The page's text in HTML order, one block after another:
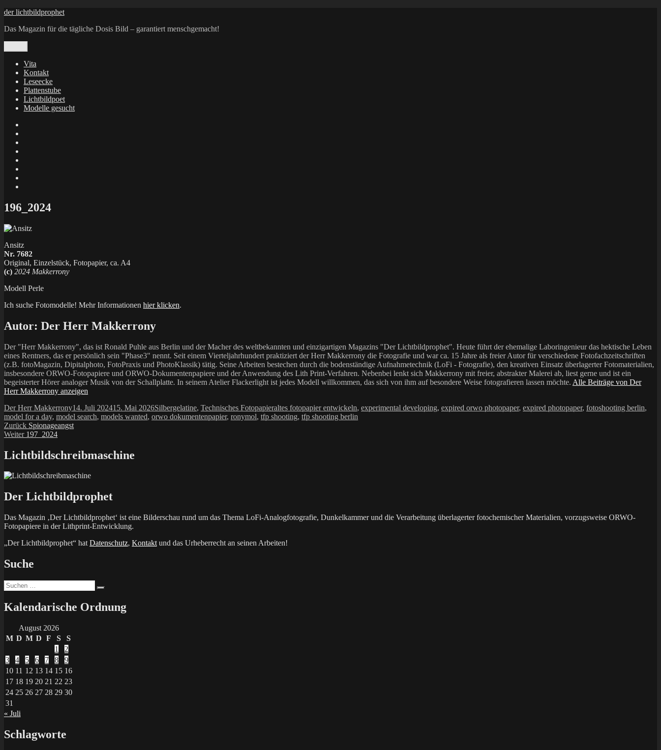
Zum
springen
der lichtbildprophet
Das Magazin für die tägliche Dosis Bild – garantiert menschgemacht!
Vita
Kontakt
Leseecke
Plattenstube
Lichtbildpoet
Modelle gesucht
X
196_2024
Ansitz
Nr. 7682
Original, Einzelstück, Fotopapier, ca. A4
(c) 2024 Makkerrony
Modell Perle
Ich suche Fotomodelle! Mehr Informationen hier klicken.
Autor: Der Herr Makkerrony
Der "Herr Makkerrony", das ist Ronald Puhle aus Berlin und der Macher des weltbekannten und einzigartigen Magazins "Der Lichtbildprophet". Heute führt der ehemalige Laboringenieur das hektische Leben
eines Rentners, das er persönlich sein "Phase3" nennt. Seit einem Vierteljahrhundert praktiziert der Herr Makkerrony die Fotografie und war ca. 15 Jahre als freier Autor für verschiedene Fotofachzeitschriften
(z.B. fotoMagazin, Dipitalphoto, FotoPraxis und PhotoKlassik) tätig. Seine Arbeiten bestechen durch die bodenständige Aufnahmetechnik (LoFi - Fotografie), den kreativen Einsatz überlagerter Fotomaterialien,
insbesondere ORWO-Fotopapiere und ORWO-Dokumentenpapiere und der Anwendung des Lith Print-Verfahren. Nebenbei lenkt sich Makkerrony mit freier, abstrakter Malerei ab, liest gerne und ist ein
begeisterter Hörer analoger Musik von der Schallplatte. In seinem Atelier Flackerlight ist jedes Modell willkommen, das sich von ihm auf besondere Weise fotografieren lassen möchte. Alle Beiträge von Der
Herr Makkerrony anzeigen
Autor
Der Herr MakkerronyVeröffentlicht
am
14. Juli 202415. Mai 2026Kategorien
Silbergelatine, Technisches FotopapierSchlagwörter
altes fotopapier entwickeln, experimental developing, expired orwo photopaper, expired photopaper, fotoshooting berlin,
model for a day, model search, models wanted, orwo dokumentenpapier, ronymol, tfp shooting, tfp shooting berlin
Beitragsnavigation
Zurück Vorheriger
Beitrag:
Spionageangst
Weiter Nächster
197_2024
Lichtbildschreibmaschine
Der Lichtbildprophet
Das Magazin ‚Der Lichtbildprophet‘ ist eine Bilderschau rund um das Thema LoFi-Analogfotografie, Dunkelkammer und die Verarbeitung überlagerter fotochemischer Materialien, vorzugsweise ORWO-
Fotopapiere in der Lithprint-Entwicklung.
„Der Lichtbildprophet“ hat Datenschutz, Kontakt und das Urheberrecht an seinen Arbeiten!
Suche
Suchen
nach:
Kalendarische Ordnung
August 2026
M D M D F S
S
1
2
3
4 5 6 7 8
9
10 11 12 13 14 15 16
17 18 19 20 21 22 23
24 25 26 27 28 29 30
31
« Juli
Schlagworte